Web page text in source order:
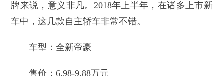
牌来说，意义非凡。2018年上半年，在诸多上市新
车中，这几款自主轿车非常不错。
车型：全新帝豪
售价：6.98-9.88万元